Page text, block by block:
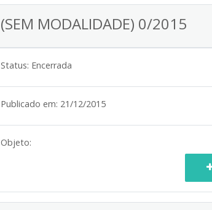
(SEM MODALIDADE) 0/2015
Status: Encerrada
Publicado em: 21/12/2015
Objeto: